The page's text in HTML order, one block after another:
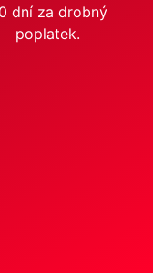
dní za drobný
poplatek.